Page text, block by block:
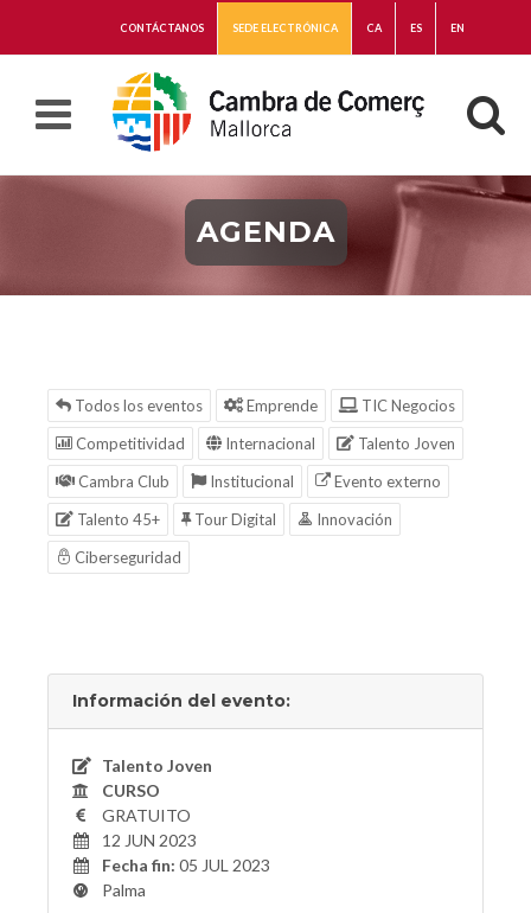
CONTÁCTANOS SEDE ELECTRÓNICA CA ES EN
AGENDA
Todos los eventos Emprende
TIC Negocios
Competitividad
Internacional
Talento Joven
Cambra Club
Institucional
Evento externo
Talento 45+
Tour Digital
Innovación
Ciberseguridad
Información del evento:
Talento Joven
CURSO
GRATUITO
12 JUN 2023
Fecha fin: 05 JUL 2023
Palma